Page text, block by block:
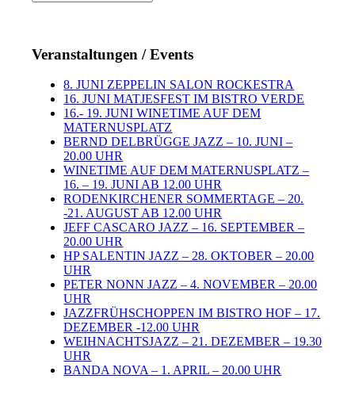
Veranstaltungen / Events
8. JUNI ZEPPELIN SALON ROCKESTRA
16. JUNI MATJESFEST IM BISTRO VERDE
16.- 19. JUNI WINETIME AUF DEM
MATERNUSPLATZ
BERND DELBRÜGGE JAZZ – 10. JUNI –
20.00 UHR
WINETIME AUF DEM MATERNUSPLATZ –
16. – 19. JUNI AB 12.00 UHR
RODENKIRCHENER SOMMERTAGE – 20.
-21. AUGUST AB 12.00 UHR
JEFF CASCARO JAZZ – 16. SEPTEMBER –
20.00 UHR
HP SALENTIN JAZZ – 28. OKTOBER – 20.00
UHR
PETER NONN JAZZ – 4. NOVEMBER – 20.00
UHR
JAZZFRÜHSCHOPPEN IM BISTRO HOF – 17.
DEZEMBER -12.00 UHR
WEIHNACHTSJAZZ – 21. DEZEMBER – 19.30
UHR
BANDA NOVA – 1. APRIL – 20.00 UHR